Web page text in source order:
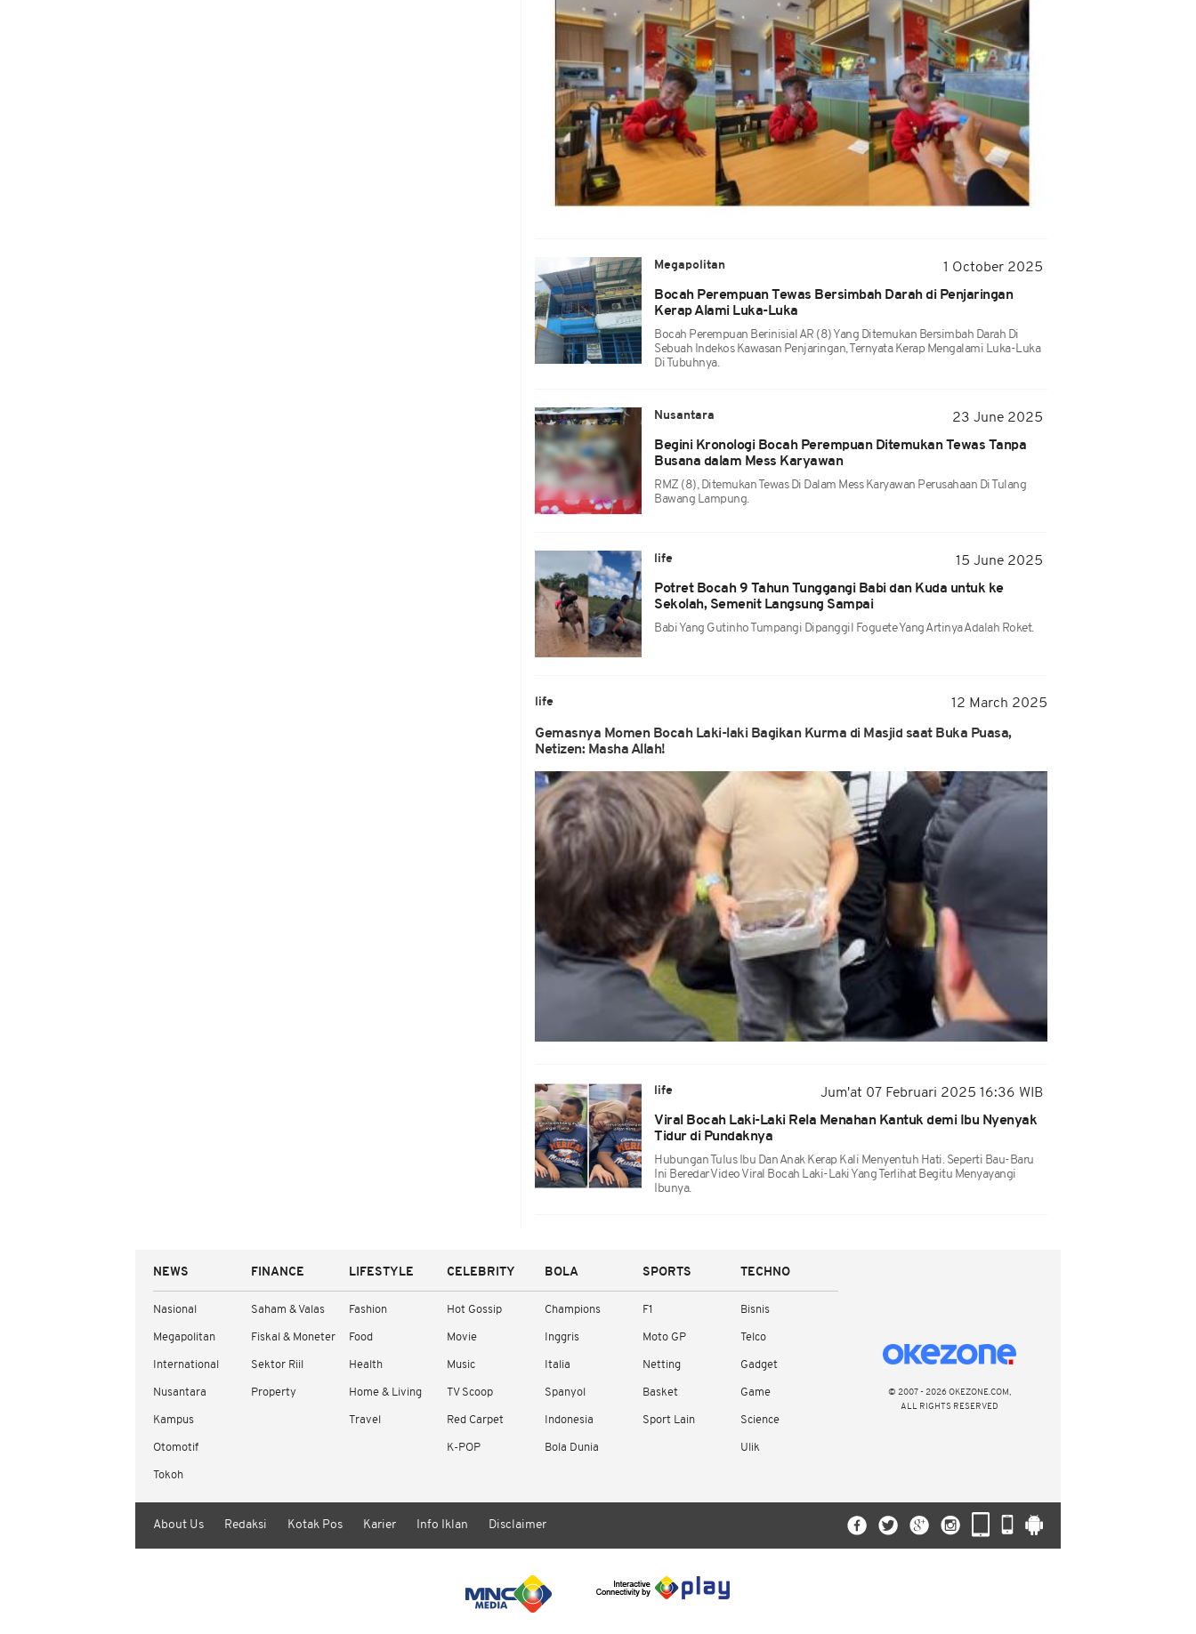
Megapolitan
1 October 2025
Bocah Perempuan Tewas Bersimbah Darah di Penjaringan
Kerap Alami Luka-Luka
Bocah Perempuan Berinisial AR (8) Yang Ditemukan Bersimbah Darah Di
Sebuah Indekos Kawasan Penjaringan, Ternyata Kerap Mengalami Luka-Luka
Di Tubuhnya.
Nusantara
23 June 2025
Begini Kronologi Bocah Perempuan Ditemukan Tewas Tanpa
Busana dalam Mess Karyawan
RMZ (8), Ditemukan Tewas Di Dalam Mess Karyawan Perusahaan Di Tulang
Bawang Lampung.
life
15 June 2025
Potret Bocah 9 Tahun Tunggangi Babi dan Kuda untuk ke
Sekolah, Semenit Langsung Sampai
Babi Yang Gutinho Tumpangi Dipanggil Foguete Yang Artinya Adalah Roket.
life 12 March 2025
Gemasnya Momen Bocah Laki-laki Bagikan Kurma di Masjid saat Buka Puasa,
Netizen: Masha Allah!
life
Jum'at 07 Februari 2025 16:36 WIB
Viral Bocah Laki-Laki Rela Menahan Kantuk demi Ibu Nyenyak
Tidur di Pundaknya
Hubungan Tulus Ibu Dan Anak Kerap Kali Menyentuh Hati. Seperti Bau-Baru
Ini Beredar Video Viral Bocah Laki-Laki Yang Terlihat Begitu Menyayangi
Ibunya.
NEWS
Nasional
Megapolitan
International
Nusantara
Kampus
Otomotif
Tokoh
FINANCE
Saham & Valas
Fiskal & Moneter
Sektor Riil
Property
LIFESTYLE
Fashion
Food
Health
Home & Living
Travel
CELEBRITY
Hot Gossip
Movie
Music
TV Scoop
Red Carpet
K-POP
BOLA
Champions
Inggris
Italia
Spanyol
Indonesia
Bola Dunia
SPORTS
F1
Moto GP
Netting
Basket
Sport Lain
TECHNO
Bisnis
Telco
Gadget
Game
Science
Ulik
© 2007 - 2026 OKEZONE.COM,
ALL RIGHTS RESERVED
About Us Redaksi Kotak Pos Karier Info Iklan Disclaimer